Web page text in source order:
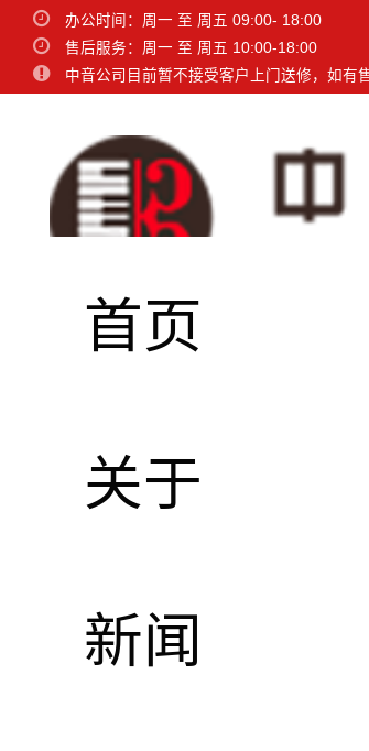
办公时间：周一 至 周五 09:00- 18:00
售后服务：周一 至 周五 10:00-18:00
中音公司目前暂不接受客户上门送修，如有
首页
关于
新闻